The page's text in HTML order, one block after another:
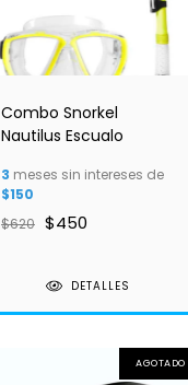
Combo Snorkel
Nautilus Escualo
3 meses sin intereses de
$150
$620 $450
DETALLES
AGOTADO